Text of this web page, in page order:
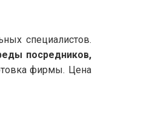
специалистов.
посредников,
фирмы. Цена